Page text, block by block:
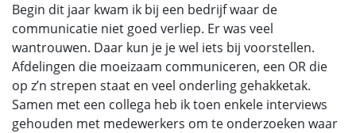
Begin dit jaar kwam ik bij een bedrijf waar de
communicatie niet goed verliep. Er was veel
wantrouwen. Daar kun je je wel iets bij voorstellen.
Afdelingen die moeizaam communiceren, een OR die
op z’n strepen staat en veel onderling gehakketak.
Samen met een collega heb ik toen enkele interviews
gehouden met medewerkers om te onderzoeken waar